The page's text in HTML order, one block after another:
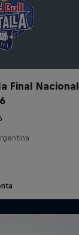
Final Nacional